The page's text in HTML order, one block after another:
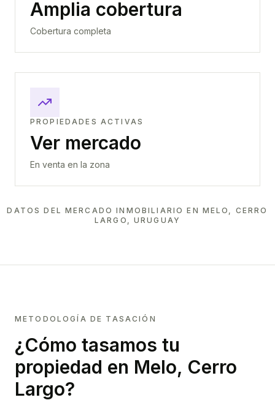
Amplia cobertura
Cobertura completa
PROPIEDADES ACTIVAS
Ver mercado
En venta en la zona
DATOS DEL MERCADO INMOBILIARIO EN MELO, CERRO
LARGO, URUGUAY
METODOLOGÍA DE TASACIÓN
¿Cómo tasamos tu
propiedad en Melo, Cerro
Largo?